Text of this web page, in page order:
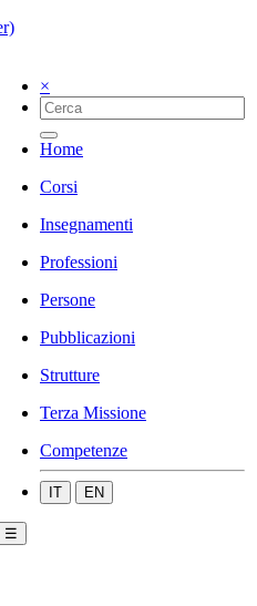
×
Home
Corsi
Insegnamenti
Professioni
Persone
Pubblicazioni
Strutture
Terza Missione
Competenze
IT EN
☰